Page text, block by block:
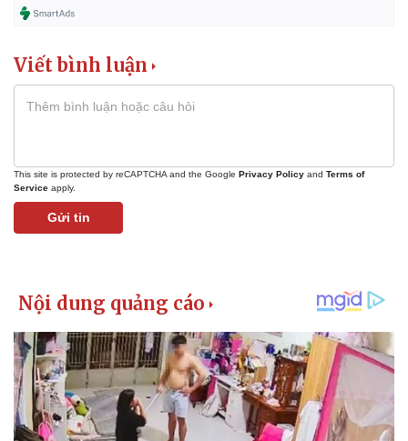
Bất động sản
Khởi nghiệp
Giá vàng
Viết bình luận
This site is protected by reCAPTCHA and the Google Privacy Policy and Terms of
Service apply.
Gửi tin